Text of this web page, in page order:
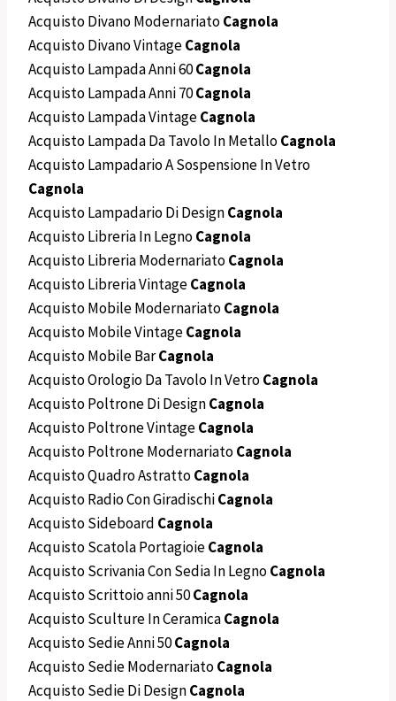
Acquisto Divano ModernariatoCagnola
Acquisto Divano VintageCagnola
Acquisto Lampada Anni 60Cagnola
Acquisto Lampada Anni 70Cagnola
Acquisto Lampada VintageCagnola
Acquisto Lampada Da Tavolo In MetalloCagnola
Acquisto Lampadario A Sospensione In Vetro
Cagnola
Acquisto Lampadario Di DesignCagnola
Acquisto Libreria In LegnoCagnola
Acquisto Libreria ModernariatoCagnola
Acquisto Libreria VintageCagnola
Acquisto Mobile ModernariatoCagnola
Acquisto Mobile VintageCagnola
Acquisto Mobile BarCagnola
Acquisto Orologio Da Tavolo In VetroCagnola
Acquisto Poltrone Di DesignCagnola
Acquisto Poltrone VintageCagnola
Acquisto Poltrone ModernariatoCagnola
Acquisto Quadro AstrattoCagnola
Acquisto Radio Con GiradischiCagnola
Acquisto Sideboard Cagnola
Acquisto Scatola PortagioieCagnola
Acquisto Scrivania Con Sedia In LegnoCagnola
Acquisto Scrittoio anni 50Cagnola
Acquisto Sculture In CeramicaCagnola
Acquisto Sedie Anni 50Cagnola
Acquisto Sedie ModernariatoCagnola
Acquisto Sedie Di DesignCagnola